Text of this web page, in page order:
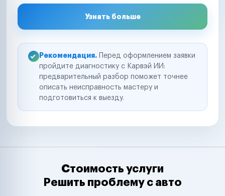
Узнать больше
Рекомендация. Перед оформлением заявки
пройдите диагностику с Карвэй ИИ:
предварительный разбор поможет точнее
описать неисправность мастеру и
подготовиться к выезду.
Стоимость услуги
Решить проблему с авто